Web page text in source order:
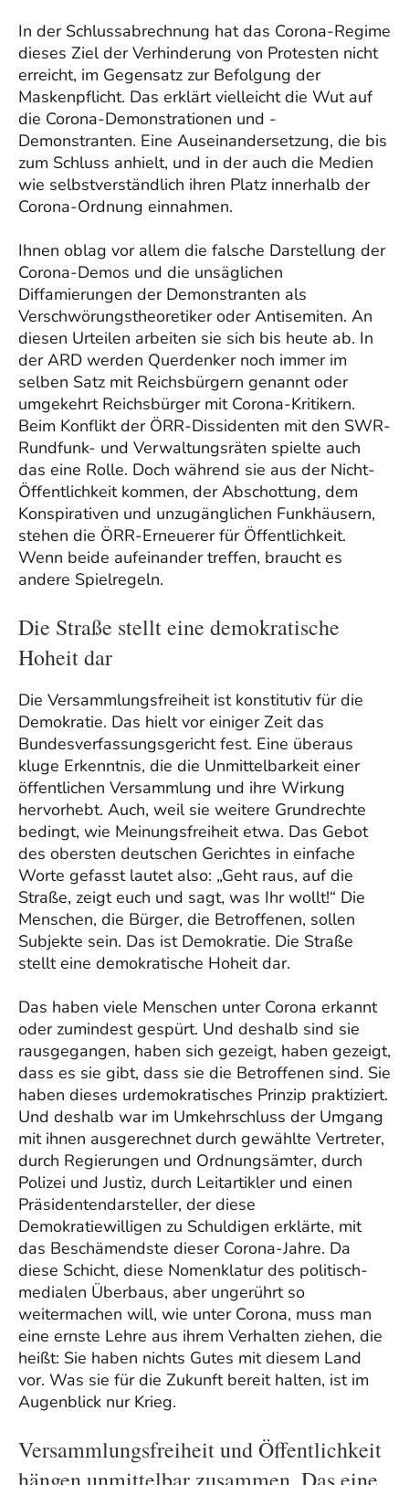
In der Schlussabrechnung hat das Corona-Regime
dieses Ziel der Verhinderung von Protesten nicht
erreicht, im Gegensatz zur Befolgung der
Maskenpflicht. Das erklärt vielleicht die Wut auf
die Corona-Demonstrationen und -
Demonstranten. Eine Auseinandersetzung, die bis
zum Schluss anhielt, und in der auch die Medien
wie selbstverständlich ihren Platz innerhalb der
Corona-Ordnung einnahmen.
Ihnen oblag vor allem die falsche Darstellung der
Corona-Demos und die unsäglichen
Diffamierungen der Demonstranten als
Verschwörungstheoretiker oder Antisemiten. An
diesen Urteilen arbeiten sie sich bis heute ab. In
der ARD werden Querdenker noch immer im
selben Satz mit Reichsbürgern genannt oder
umgekehrt Reichsbürger mit Corona-Kritikern.
Beim Konflikt der ÖRR-Dissidenten mit den SWR-
Rundfunk- und Verwaltungsräten spielte auch
das eine Rolle. Doch während sie aus der Nicht-
Öffentlichkeit kommen, der Abschottung, dem
Konspirativen und unzugänglichen Funkhäusern,
stehen die ÖRR-Erneuerer für Öffentlichkeit.
Wenn beide aufeinander treffen, braucht es
andere Spielregeln.
Die Straße stellt eine demokratische
Hoheit dar
Die Versammlungsfreiheit ist konstitutiv für die
Demokratie. Das hielt vor einiger Zeit das
Bundesverfassungsgericht fest. Eine überaus
kluge Erkenntnis, die die Unmittelbarkeit einer
öffentlichen Versammlung und ihre Wirkung
hervorhebt. Auch, weil sie weitere Grundrechte
bedingt, wie Meinungsfreiheit etwa. Das Gebot
des obersten deutschen Gerichtes in einfache
Worte gefasst lautet also: „Geht raus, auf die
Straße, zeigt euch und sagt, was Ihr wollt!“ Die
Menschen, die Bürger, die Betroffenen, sollen
Subjekte sein. Das ist Demokratie. Die Straße
stellt eine demokratische Hoheit dar.
Das haben viele Menschen unter Corona erkannt
oder zumindest gespürt. Und deshalb sind sie
rausgegangen, haben sich gezeigt, haben gezeigt,
dass es sie gibt, dass sie die Betroffenen sind. Sie
haben dieses urdemokratisches Prinzip praktiziert.
Und deshalb war im Umkehrschluss der Umgang
mit ihnen ausgerechnet durch gewählte Vertreter,
durch Regierungen und Ordnungsämter, durch
Polizei und Justiz, durch Leitartikler und einen
Präsidentendarsteller, der diese
Demokratiewilligen zu Schuldigen erklärte, mit
das Beschämendste dieser Corona-Jahre. Da
diese Schicht, diese Nomenklatur des politisch-
medialen Überbaus, aber ungerührt so
weitermachen will, wie unter Corona, muss man
eine ernste Lehre aus ihrem Verhalten ziehen, die
heißt: Sie haben nichts Gutes mit diesem Land
vor. Was sie für die Zukunft bereit halten, ist im
Augenblick nur Krieg.
Versammlungsfreiheit und Öffentlichkeit